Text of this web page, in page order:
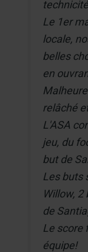
Le 1er
locale,
belles
en
relâché
L'ASA
jeu, du
but de
Les buts
Willow,
de
Le score
équipe!